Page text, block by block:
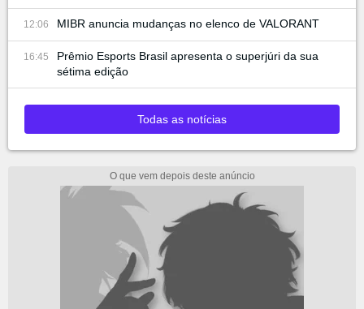
12:06 MIBR anuncia mudanças no elenco de VALORANT
16:45
Prêmio Esports Brasil apresenta o superjúri da sua
sétima edição
Todas as notícias